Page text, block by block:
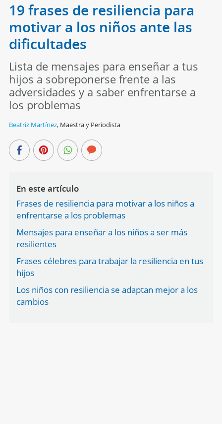
19 frases de resiliencia para
motivar a los niños ante las
dificultades
Lista de mensajes para enseñar a tus
hijos a sobreponerse frente a las
adversidades y a saber enfrentarse a
los problemas
Beatriz Martínez, Maestra y Periodista
En este artículo
Frases de resiliencia para motivar a los niños a
enfrentarse a los problemas
Mensajes para enseñar a los niños a ser más
resilientes
Frases célebres para trabajar la resiliencia en tus
hijos
Los niños con resiliencia se adaptan mejor a los
cambios